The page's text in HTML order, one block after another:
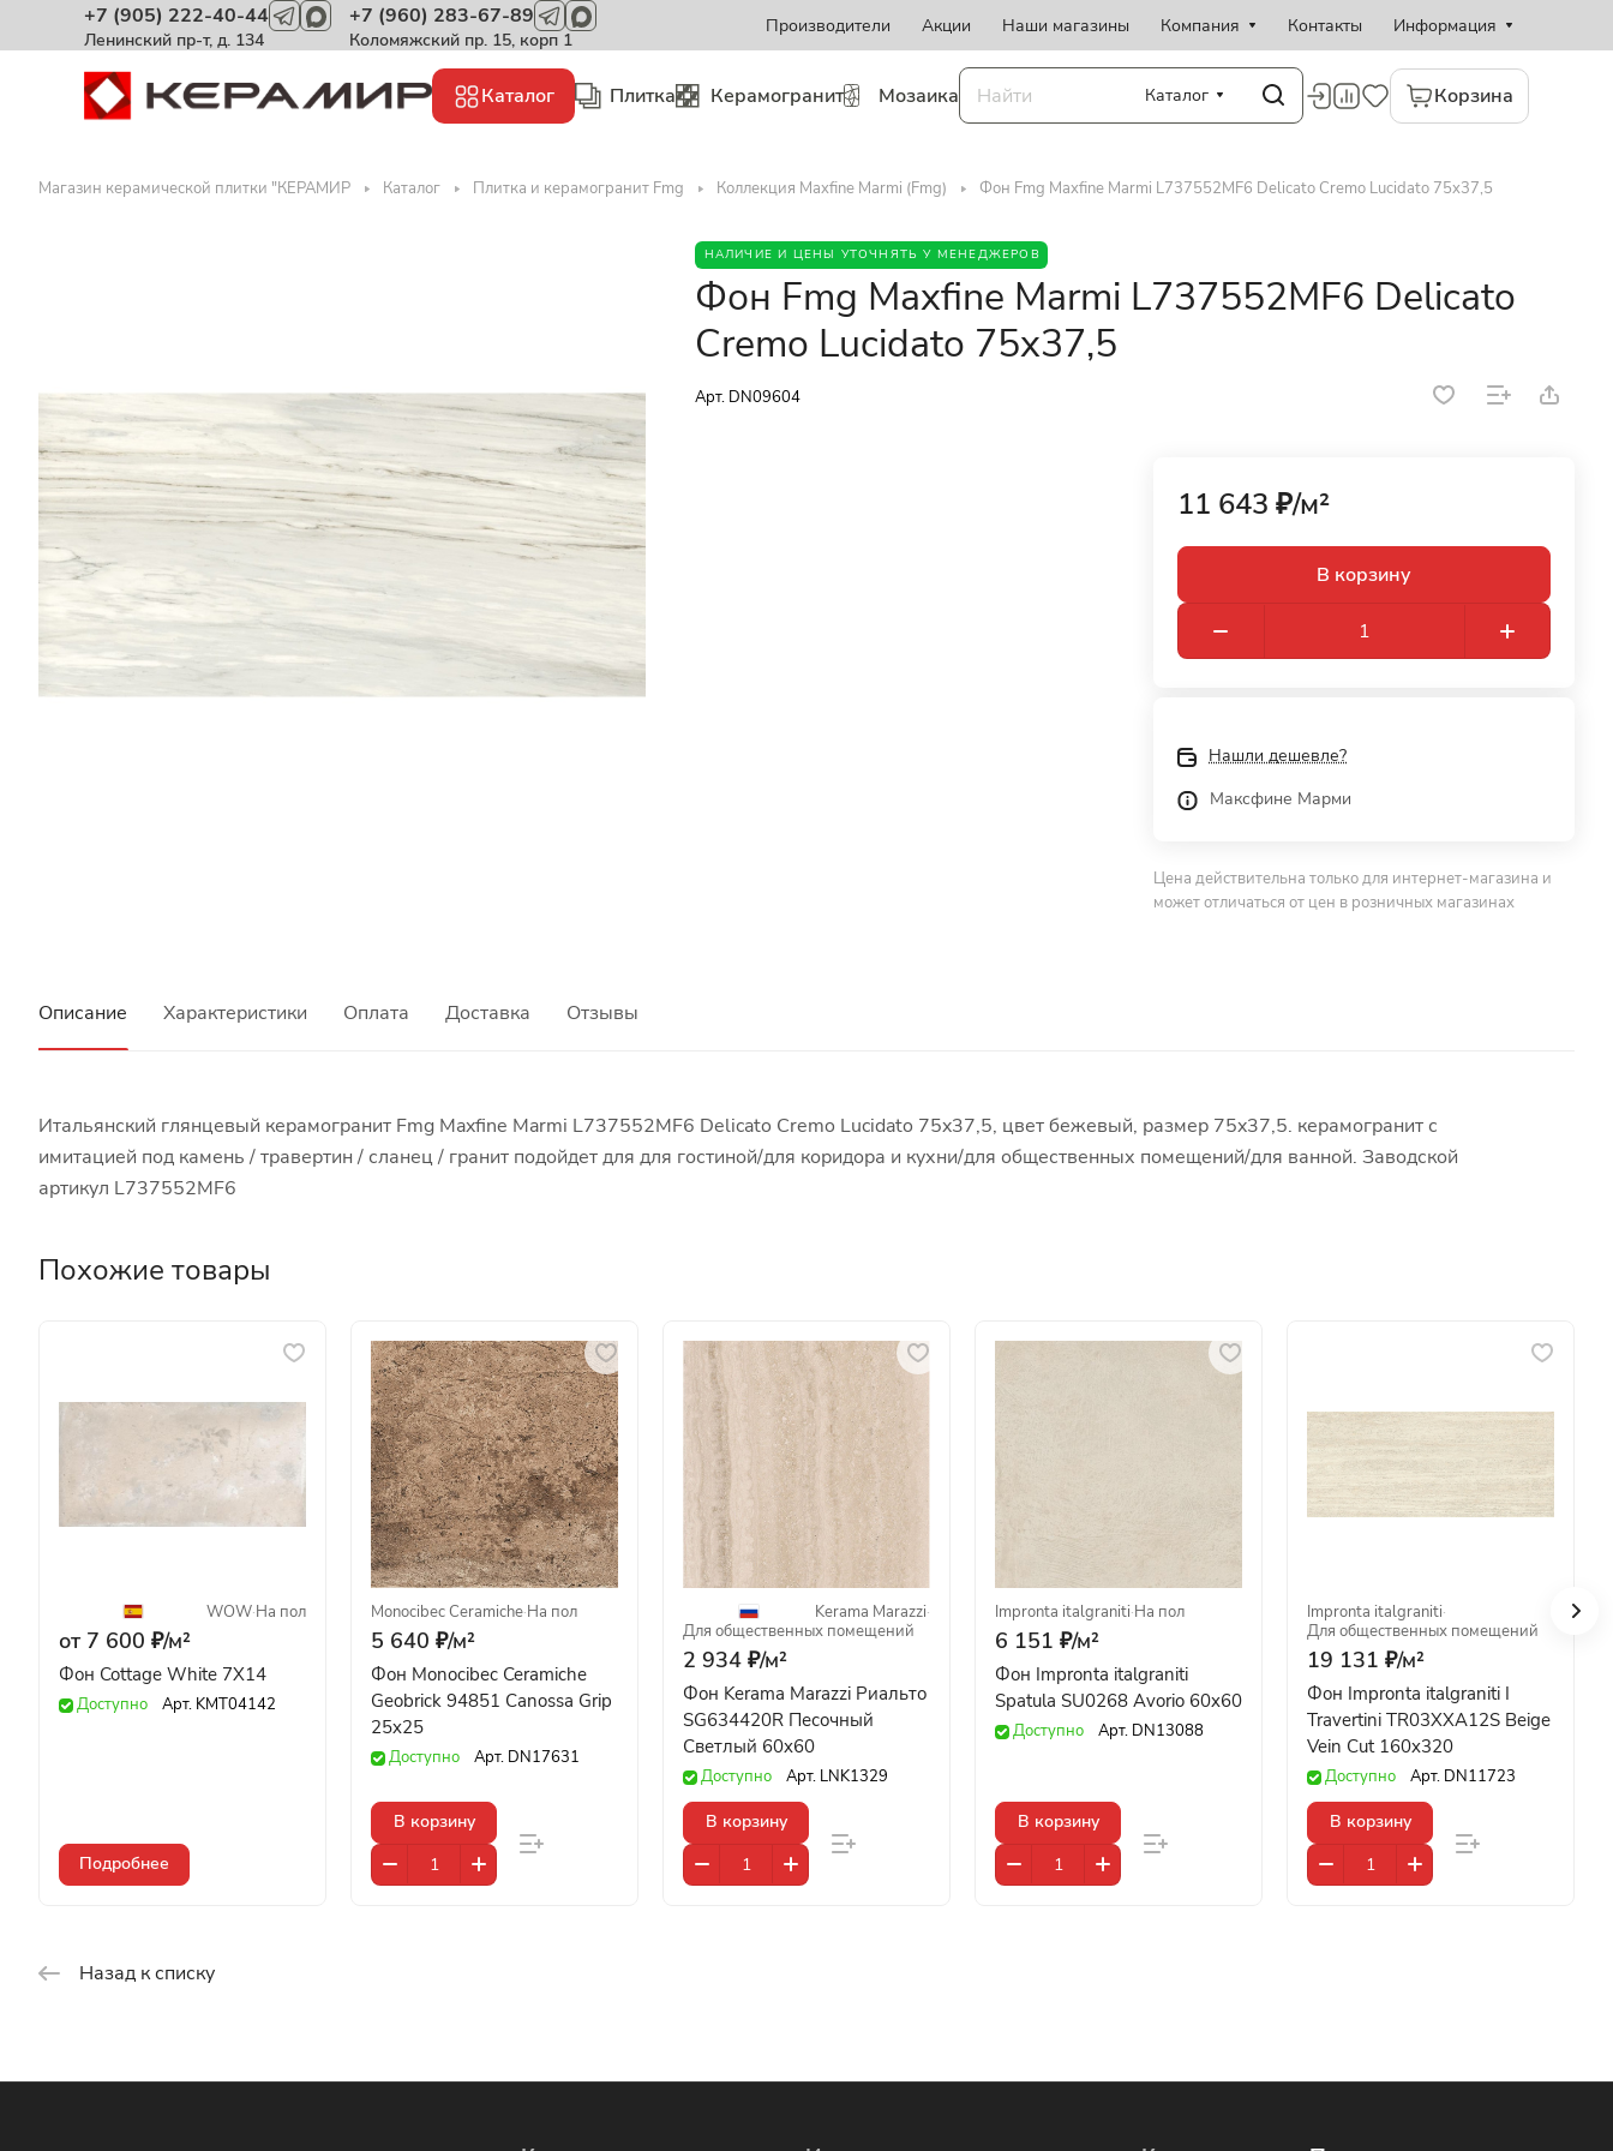
+7 (905) 222-40-44
Ленинский пр-т, д. 134
+7 (960) 283-67-89
Коломяжский пр. 15, корп 1
Производители Акции Наши магазины Компания Контакты Информация
Каталог Плитка Керамогранит Мозаика Каталог Корзина
Магазин керамической плитки "КЕРАМИР Каталог Плитка и керамогранит Fmg Коллекция Maxfine Marmi (Fmg) Фон Fmg Maxfine Marmi L737552MF6 Delicato Cremo Lucidato 75x37,5
НАЛИЧИЕ И ЦЕНЫ УТОЧНЯТЬ У МЕНЕДЖЕРОВ
Фон Fmg Maxfine Marmi L737552MF6 Delicato
Cremo Lucidato 75x37,5
Арт. DN09604
11 643 ₽/м²
В корзину
Нашли дешевле?
Максфине Марми
Цена действительна только для интернет-магазина и
может отличаться от цен в розничных магазинах
Описание Характеристики Оплата Доставка Отзывы
Итальянский глянцевый керамогранит Fmg Maxfine Marmi L737552MF6 Delicato Cremo Lucidato 75x37,5, цвет бежевый, размер 75x37,5. керамогранит с
имитацией под камень / травертин / сланец / гранит подойдет для для гостиной/для коридора и кухни/для общественных помещений/для ванной. Заводской
артикул L737552MF6
Похожие товары
WOW·На пол
от 7 600 ₽/м²
Фон Cottage White 7X14
Доступно Арт. KMT04142
Подробнее
Monocibec Ceramiche·На пол
5 640 ₽/м²
Фон Monocibec Ceramiche
Geobrick 94851 Canossa Grip
25x25
Доступно Арт. DN17631
В корзину
Kerama Marazzi·
Для общественных помещений
2 934 ₽/м²
Фон Kerama Marazzi Риальто
SG634420R Песочный
Светлый 60x60
Доступно Арт. LNK1329
В корзину
Impronta italgraniti·На пол
6 151 ₽/м²
Фон Impronta italgraniti
Spatula SU0268 Avorio 60x60
Доступно Арт. DN13088
В корзину
Impronta italgraniti·
Для общественных помещений
19 131 ₽/м²
Фон Impronta italgraniti I
Travertini TR03XXA12S Beige
Vein Cut 160x320
Доступно Арт. DN11723
В корзину
Назад к списку